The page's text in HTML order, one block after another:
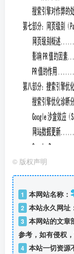
© 版权声明
1 本网站名称：
2 本站永久网址
3 本网站的文章
参考，如有侵权
4 本站一切资源